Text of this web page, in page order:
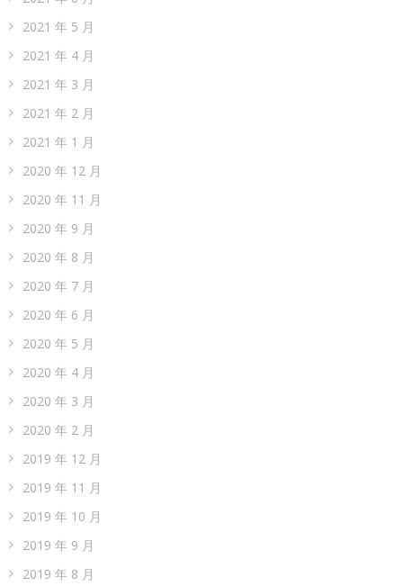
2021 年 5 月
2021 年 4 月
2021 年 3 月
2021 年 2 月
2021 年 1 月
2020 年 12 月
2020 年 11 月
2020 年 9 月
2020 年 8 月
2020 年 7 月
2020 年 6 月
2020 年 5 月
2020 年 4 月
2020 年 3 月
2020 年 2 月
2019 年 12 月
2019 年 11 月
2019 年 10 月
2019 年 9 月
2019 年 8 月